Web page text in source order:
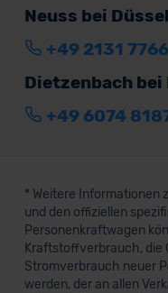
Neuss bei
+49 2131
Dietzenbach
+49 6074
* Weitere Informationen
und den offiziellen
Personenkraftwagen
Kraftstoffverbrauch, die
Stromverbrauch neuer
werden, der an allen